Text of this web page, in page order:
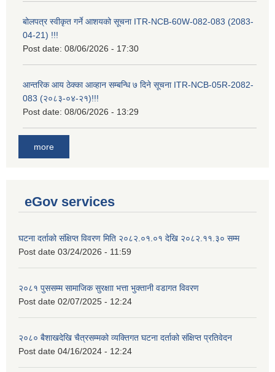
बोलपत्र स्वीकृत गर्ने आशयको सूचना ITR-NCB-60W-082-083 (2083-
04-21) !!!
Post date: 08/06/2026 - 17:30
आन्तरिक आय ठेक्का आव्हान सम्बन्धि ७ दिने सूचना ITR-NCB-05R-2082-
083 (२०८३-०४-२१)!!!
Post date: 08/06/2026 - 13:29
more
eGov services
घटना दर्ताको संक्षिप्त विवरण मिति २०८२.०१.०१ देखि २०८२.११.३० सम्म
Post date 03/24/2026 - 11:59
२०८१ पुससम्म सामाजिक सुरक्षाा भत्ता भुक्तानी वडागत विवरण
Post date 02/07/2025 - 12:24
२०८० बैशाखदेखि चैत्रसम्मको व्यक्तिगत घटना दर्ताको संक्षिप्त प्रतिवेदन
Post date 04/16/2024 - 12:24